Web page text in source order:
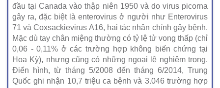
đầu tại Canada vào thập niên 1950 và do virus picorna
gây ra, đặc biệt là enterovirus ở người như Enterovirus
71 và Coxsackievirus A16, hai tác nhân chính gây bệnh.
Mặc dù tay chân miệng thường có tỷ lệ tử vong thấp (chỉ
0,06 - 0,11% ở các trường hợp không biến chứng tại
Hoa Kỳ), nhưng cũng có những ngoại lệ nghiêm trọng.
Điển hình, từ tháng 5/2008 đến tháng 6/2014, Trung
Quốc ghi nhận 10,7 triệu ca bệnh và 3.046 trường hợp